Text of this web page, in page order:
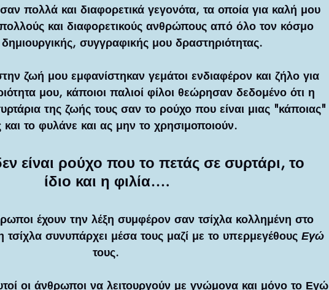
πολλά και διαφορετικά γεγονότα, τα οποία για καλή μου
και διαφορετικούς ανθρώπους από όλο τον κόσμο
συγγραφικής μου δραστηριότητας.
ζωή μου εμφανίστηκαν γεμάτοι ενδιαφέρον και ζήλο για
μου, κάποιοι παλιοί φίλοι θεώρησαν δεδομένο ότι η
της ζωής τους σαν το ρούχο που είναι μιας "κάποιας"
και το φυλάνε και ας μην το χρησιμοποιούν.
είναι ρούχο που το πετάς σε συρτάρι, το
ίδιο και η φιλία….
έχουν την λέξη συμφέρον σαν τσίχλα κολλημένη στο
τσίχλα συνυπάρχει μέσα τους μαζί με το υπερμεγέθους Εγώ
τους.
οι άνθρωποι να λειτουργούν με γνώμονα και μόνο το Εγώ